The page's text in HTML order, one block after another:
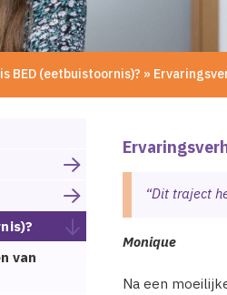
BED (eetbuistoornis)? »
van
“Dit traject
Monique
Na een